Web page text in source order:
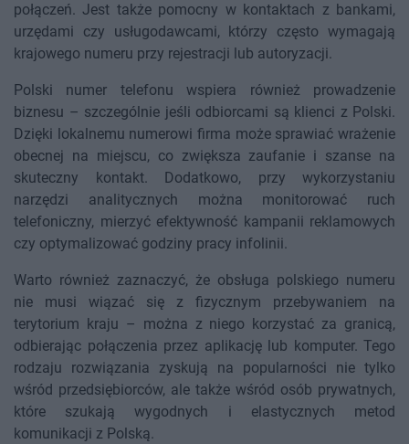
połączeń. Jest także pomocny w kontaktach z bankami,
urzędami czy usługodawcami, którzy często wymagają
krajowego numeru przy rejestracji lub autoryzacji.
Polski numer telefonu wspiera również prowadzenie
biznesu – szczególnie jeśli odbiorcami są klienci z Polski.
Dzięki lokalnemu numerowi firma może sprawiać wrażenie
obecnej na miejscu, co zwiększa zaufanie i szanse na
skuteczny kontakt. Dodatkowo, przy wykorzystaniu
narzędzi analitycznych można monitorować ruch
telefoniczny, mierzyć efektywność kampanii reklamowych
czy optymalizować godziny pracy infolinii.
Warto również zaznaczyć, że obsługa polskiego numeru
nie musi wiązać się z fizycznym przebywaniem na
terytorium kraju – można z niego korzystać za granicą,
odbierając połączenia przez aplikację lub komputer. Tego
rodzaju rozwiązania zyskują na popularności nie tylko
wśród przedsiębiorców, ale także wśród osób prywatnych,
które szukają wygodnych i elastycznych metod
komunikacji z Polską.